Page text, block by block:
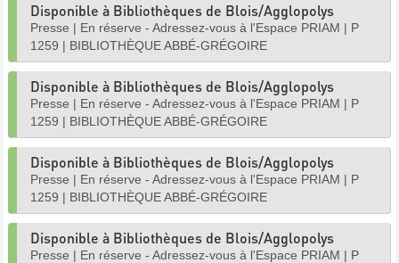
Disponible à Bibliothèques de Blois/Agglopolys
Presse | En réserve - Adressez-vous à l'Espace PRIAM | P
1259 | BIBLIOTHÈQUE ABBÉ-GRÉGOIRE
Disponible à Bibliothèques de Blois/Agglopolys
Presse | En réserve - Adressez-vous à l'Espace PRIAM | P
1259 | BIBLIOTHÈQUE ABBÉ-GRÉGOIRE
Disponible à Bibliothèques de Blois/Agglopolys
Presse | En réserve - Adressez-vous à l'Espace PRIAM | P
1259 | BIBLIOTHÈQUE ABBÉ-GRÉGOIRE
Disponible à Bibliothèques de Blois/Agglopolys
Presse | En réserve - Adressez-vous à l'Espace PRIAM | P